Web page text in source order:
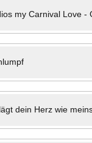
my Carnival Love -
dein Herz wie